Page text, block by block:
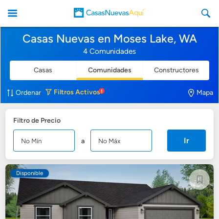
Casas Nuevas en Moses Lake, WA
4 Comunidades
Casas Comunidades Constructores
Ordenar Filtros Activos Mapa
Filtro de Precio
a Ir
Disponible